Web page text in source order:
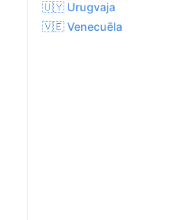
🇺🇾 Urugvaja
🇻🇪 Venecuēla